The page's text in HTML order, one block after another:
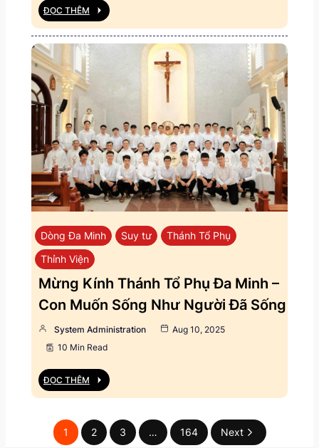
ĐỌC THÊM
Dòng Đa Minh Suy tư
Thánh Tổ Phụ
Thỉnh Viện
Mừng Kính Thánh Tổ Phụ Đa Minh –
Con Muốn Sống Như Người Đã Sống
System Administration
Aug 10, 2025
10 Min Read
ĐỌC THÊM
1 2 3 … 164 Next